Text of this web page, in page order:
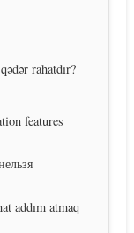
rahatdır?
features
addım atmaq